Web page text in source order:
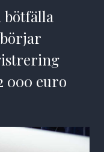
bötfälla
000 euro